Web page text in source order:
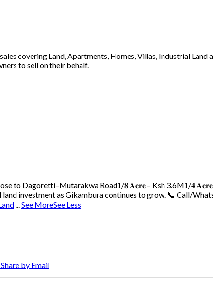
covering Land, Apartments, Homes, Villas, Industrial
to sell on their behalf.
to Dagoretti–Mutarakwa Road𝟏/𝟖 𝐀𝐜𝐫𝐞 – Ksh 3.6M𝟏/𝟒
investment as Gikambura continues to grow. 📞 Call/
...See MoreSee Less
Share by Email